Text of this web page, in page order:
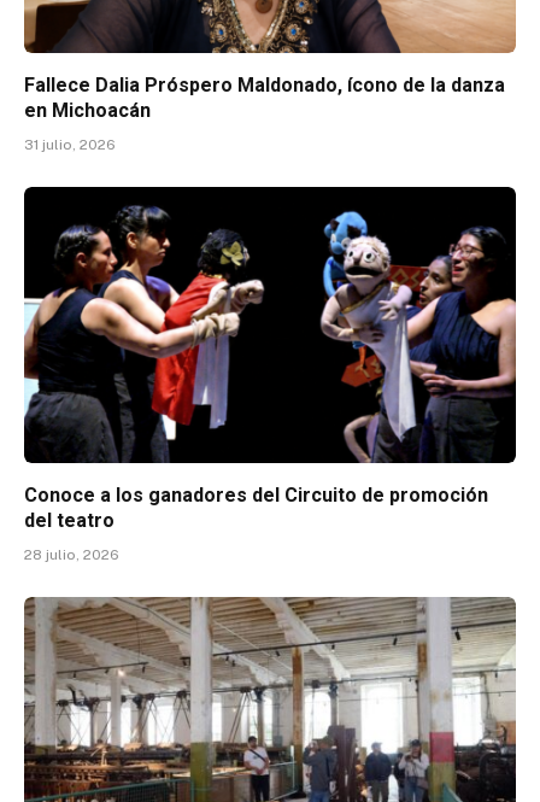
Fallece Dalia Próspero Maldonado, ícono de la danza
en Michoacán
31 julio, 2026
Conoce a los ganadores del Circuito de promoción
del teatro
28 julio, 2026